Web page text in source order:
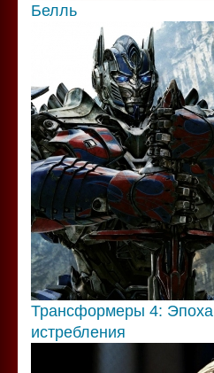
Белль
Трансформеры 4: Эпоха
истребления